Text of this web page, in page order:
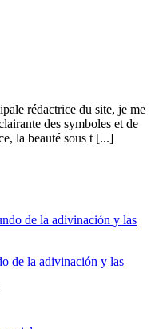
rédactrice du site, je me
des symboles et de
la beauté sous t [...]
de la adivinación y las